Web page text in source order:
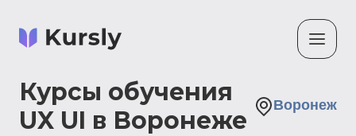
Курсы обучения
UX UI в Воронеже
Воронеж